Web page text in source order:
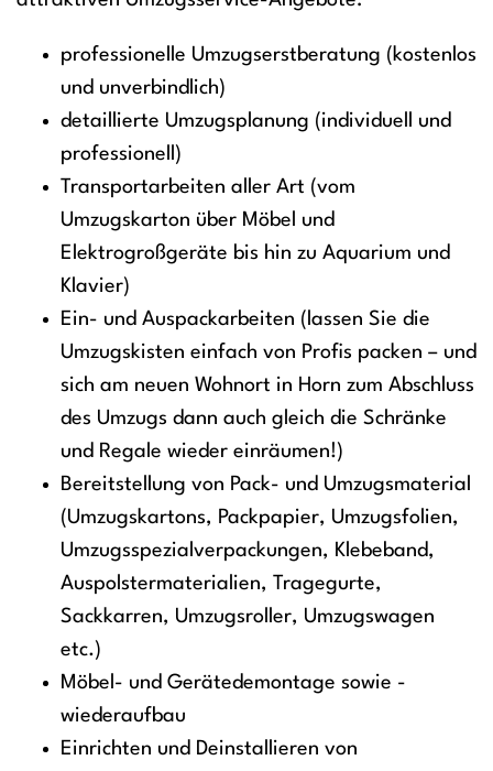
professionelle Umzugserstberatung (kostenlos
und unverbindlich)
detaillierte Umzugsplanung (individuell und
professionell)
Transportarbeiten aller Art (vom
Umzugskarton über Möbel und
Elektrogroßgeräte bis hin zu Aquarium und
Klavier)
Ein- und Auspackarbeiten (lassen Sie die
Umzugskisten einfach von Profis packen – und
sich am neuen Wohnort in Horn zum Abschluss
des Umzugs dann auch gleich die Schränke
und Regale wieder einräumen!)
Bereitstellung von Pack- und Umzugsmaterial
(Umzugskartons, Packpapier, Umzugsfolien,
Umzugsspezialverpackungen, Klebeband,
Auspolstermaterialien, Tragegurte,
Sackkarren, Umzugsroller, Umzugswagen
etc.)
Möbel- und Gerätedemontage sowie -
wiederaufbau
Einrichten und Deinstallieren von